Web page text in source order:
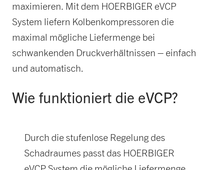
maximieren. Mit dem HOERBIGER eVCP
System liefern Kolbenkompressoren die
maximal mögliche Liefermenge bei
schwankenden Druckverhältnissen – einfach
und automatisch.
Wie funktioniert die eVCP?
Durch die stufenlose Regelung des
Schadraumes passt das HOERBIGER